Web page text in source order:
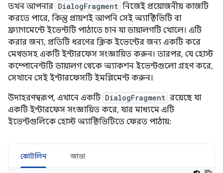
তখন আপনার DialogFragment নিজেই প্রয়োজনীয় কাজটি
করতে পারে, কিন্তু প্রায়শই আপনি সেই অ্যাক্টিভিটি বা
ফ্র্যাগমেন্টে ইভেন্টটি পাঠাতে চান যা ডায়ালগটি খোলে। এটি
করার জন্য, প্রতিটি ধরণের ক্লিক ইভেন্টের জন্য একটি করে
মেথডসহ একটি ইন্টারফেস সংজ্ঞায়িত করুন। তারপর, যে হোস্ট
কম্পোনেন্টটি ডায়ালগ থেকে অ্যাকশন ইভেন্টগুলো গ্রহণ করে,
সেখানে সেই ইন্টারফেসটি ইমপ্লিমেন্ট করুন।
উদাহরণস্বরূপ, এখানে একটি DialogFragment রয়েছে যা
একটি ইন্টারফেস সংজ্ঞায়িত করে, যার মাধ্যমে এটি
ইভেন্টগুলিকে হোস্ট অ্যাক্টিভিটিতে ফেরত পাঠায়:
কোটলিন জাভা